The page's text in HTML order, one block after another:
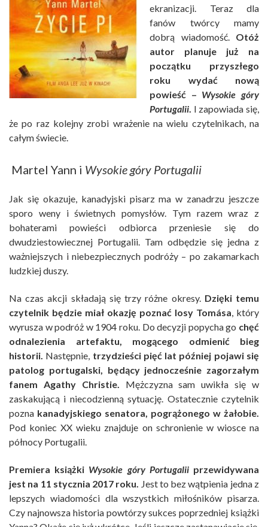
ekranizacji. Teraz dla
fanów twórcy mamy
dobrą wiadomość. Otóż
autor planuje już na
początku przyszłego
roku wydać nową
powieść – Wysokie góry
Portugalii. I zapowiada się,
że po raz kolejny zrobi wrażenie na wielu czytelnikach, na
całym świecie.
Martel Yann i Wysokie góry Portugalii
Jak się okazuje, kanadyjski pisarz ma w zanadrzu jeszcze
sporo weny i świetnych pomysłów. Tym razem wraz z
bohaterami powieści odbiorca przeniesie się do
dwudziestowiecznej Portugalii. Tam odbędzie się jedna z
ważniejszych i niebezpiecznych podróży – po zakamarkach
ludzkiej duszy.
Na czas akcji składają się trzy różne okresy. Dzięki temu
czytelnik będzie miał okazję poznać losy Tomása, który
wyrusza w podróż w 1904 roku. Do decyzji popycha go chęć
odnalezienia artefaktu, mogącego odmienić bieg
historii. Następnie, trzydzieści pięć lat później pojawi się
patolog portugalski, będący jednocześnie zagorzałym
fanem Agathy Christie. Mężczyzna sam uwikła się w
zaskakującą i niecodzienną sytuację. Ostatecznie czytelnik
pozna kanadyjskiego senatora, pogrążonego w żałobie.
Pod koniec XX wieku znajduje on schronienie w wiosce na
północy Portugalii.
Premiera książki Wysokie góry Portugaliiprzewidywana
jest na 11 stycznia 2017 roku. Jest to bez wątpienia jedna z
lepszych wiadomości dla wszystkich miłośników pisarza.
Czy najnowsza historia powtórzy sukces poprzedniej książki